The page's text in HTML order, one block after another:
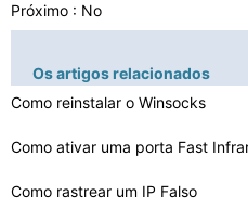
Próximo : No
Os artigos relacionados
Como reinstalar o Winsocks
Como ativar uma porta Fast
Como rastrear um IP Falso